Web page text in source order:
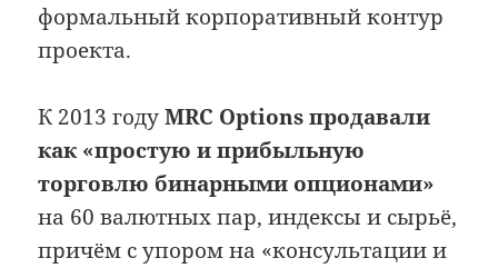
формальный корпоративный контур
проекта.
К 2013 годуMRC Options продавали
как «простую и прибыльную
торговлю бинарными опционами»
на 60 валютных пар, индексы и сырьё,
причём с упором на «консультации и